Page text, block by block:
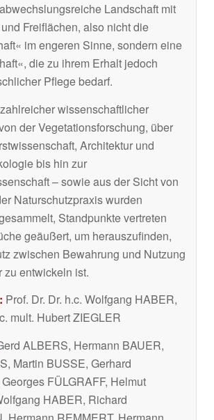
Landschaft mit
Freiflächen, also nicht die
im engeren Sinne, sondern eine
die zu ihrem Erhalt jedoch
Pflege bedarf.
wissenschaftlicher
der Vegetationsforschung, über
Architektur und
bis hin zur
– sowie aus der Sicht von
Naturschutzpraxis wurden
Standpunkte vertreten
geäußert, um herauszufinden,
zwischen Bewahrung und Nutzung
zu entwickeln ist.
Prof. Dr. Dr. h.c. Wolfgang HABER,
mult. Hubert ZIEGLER
ALBERS, Hermann BAUER,
Martin BUSSE, Gerhard
FÜLGRAFF, Helmut
HABER, Richard